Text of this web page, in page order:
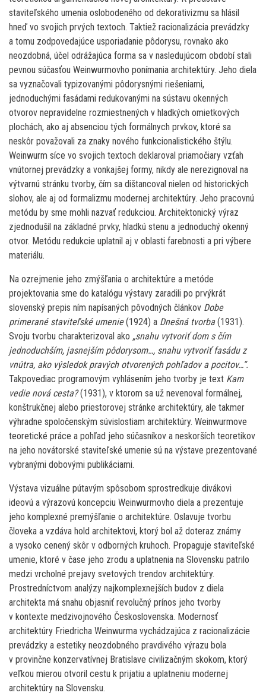
staviteľského umenia oslobodeného od dekorativizmu sa hlásil
hneď vo svojich prvých textoch. Taktiež racionalizácia prevádzky
a tomu zodpovedajúce usporiadanie pôdorysu, rovnako ako
neozdobná, účel odrážajúca forma sa v nasledujúcom období stali
pevnou súčasťou Weinwurmovho ponímania architektúry. Jeho diela
sa vyznačovali typizovanými pôdorysnými riešeniami,
jednoduchými fasádami redukovanými na sústavu okenných
otvorov nepravidelne rozmiestnených v hladkých omietkových
plochách, ako aj absenciou tých formálnych prvkov, ktoré sa
neskôr považovali za znaky nového funkcionalistického štýlu.
Weinwurm síce vo svojich textoch deklaroval priamočiary vzťah
vnútornej prevádzky a vonkajšej formy, nikdy ale nerezignoval na
výtvarnú stránku tvorby, čím sa dištancoval nielen od historických
slohov, ale aj od formalizmu modernej architektúry. Jeho pracovnú
metódu by sme mohli nazvať redukciou. Architektonický výraz
zjednodušil na základné prvky, hladkú stenu a jednoduchý okenný
otvor. Metódu redukcie uplatnil aj v oblasti farebnosti a pri výbere
materiálu.
Na ozrejmenie jeho zmýšľania o architektúre a metóde
projektovania sme do katalógu výstavy zaradili po prvýkrát
slovenský prepis ním napísaných pôvodných článkov Dobe
primerané staviteľské umenie(1924) a Dnešná tvorba(1931).
Svoju tvorbu charakterizoval ako „snahu vytvoriť dom s čím
jednoduchším, jasnejším pôdorysom…, snahu vytvoriť fasádu z
vnútra, ako výsledok pravých otvorených pohľadov a pocitov…“.
Takpovediac programovým vyhlásením jeho tvorby je text Kam
vedie nová cesta?(1931), v ktorom sa už nevenoval formálnej,
konštrukčnej alebo priestorovej stránke architektúry, ale takmer
výhradne spoločenským súvislostiam architektúry. Weinwurmove
teoretické práce a pohľad jeho súčasníkov a neskorších teoretikov
na jeho novátorské staviteľské umenie sú na výstave prezentované
vybranými dobovými publikáciami.
Výstava vizuálne pútavým spôsobom sprostredkuje divákovi
ideovú a výrazovú koncepciu Weinwurmovho diela a prezentuje
jeho komplexné premýšľanie o architektúre. Oslavuje tvorbu
človeka a vzdáva hold architektovi, ktorý bol až doteraz známy
a vysoko cenený skôr v odborných kruhoch. Propaguje staviteľské
umenie, ktoré v čase jeho zrodu a uplatnenia na Slovensku patrilo
medzi vrcholné prejavy svetových trendov architektúry.
Prostredníctvom analýzy najkomplexnejších budov z diela
architekta má snahu objasniť revolučný prínos jeho tvorby
v kontexte medzivojnového Československa. Modernosť
architektúry Friedricha Weinwurma vychádzajúca z racionalizácie
prevádzky a estetiky neozdobného pravdivého výrazu bola
v provinčne konzervatívnej Bratislave civilizačným skokom, ktorý
veľkou mierou otvoril cestu k prijatiu a uplatneniu modernej
architektúry na Slovensku.